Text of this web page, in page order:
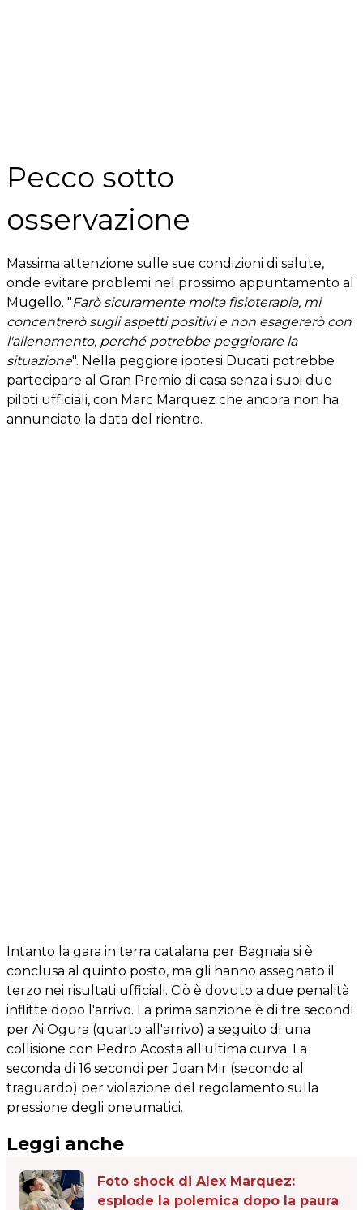
Pecco sotto
osservazione
Massima attenzione sulle sue condizioni di salute,
onde evitare problemi nel prossimo appuntamento al
Mugello. "Farò sicuramente molta fisioterapia, mi
concentrerò sugli aspetti positivi e non esagererò con
l'allenamento, perché potrebbe peggiorare la
situazione". Nella peggiore ipotesi Ducati potrebbe
partecipare al Gran Premio di casa senza i suoi due
piloti ufficiali, con Marc Marquez che ancora non ha
annunciato la data del rientro.
Intanto la gara in terra catalana per Bagnaia si è
conclusa al quinto posto, ma gli hanno assegnato il
terzo nei risultati ufficiali. Ciò è dovuto a due penalità
inflitte dopo l'arrivo. La prima sanzione è di tre secondi
per Ai Ogura (quarto all'arrivo) a seguito di una
collisione con Pedro Acosta all'ultima curva. La
seconda di 16 secondi per Joan Mir (secondo al
traguardo) per violazione del regolamento sulla
pressione degli pneumatici.
Leggi anche
Foto shock di Alex Marquez:
esplode la polemica dopo la paura